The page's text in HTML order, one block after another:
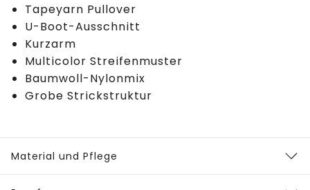
Tapeyarn Pullover
U-Boot-Ausschnitt
Kurzarm
Multicolor Streifenmuster
Baumwoll-Nylonmix
Grobe Strickstruktur
Material und Pflege